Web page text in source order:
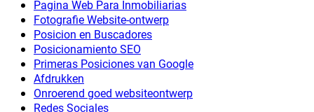
Pagina Web Para Inmobiliarias
Fotografie Website-ontwerp
Posicion en Buscadores
Posicionamiento SEO
Primeras Posiciones van Google
Afdrukken
Onroerend goed websiteontwerp
Redes Sociales